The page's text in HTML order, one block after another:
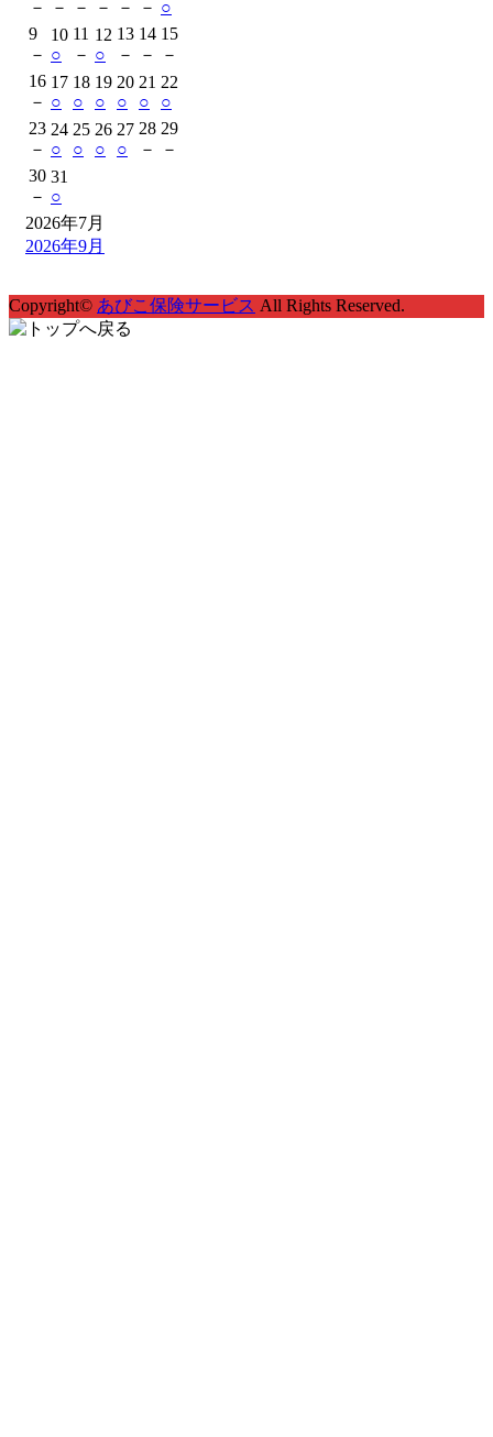
－
－
－
－
－
－ ○
9
－
10
○
11
－
12
○
13
－
14
－
15
－
16
－
17
○
18
○
19
○
20
○
21
○
22
○
23
－
24
○
25
○
26
○
27
○
28
－
29
－
30
－
31
○
2026年7月
2026年9月
Copyright© あびこ保険サービス All Rights Reserved.